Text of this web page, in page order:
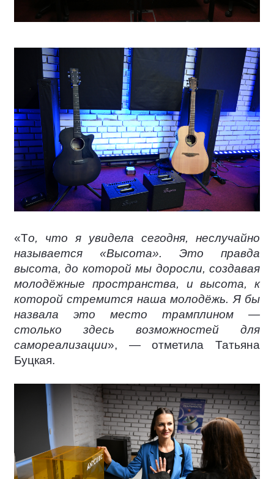
«То, что я увидела сегодня, неслучайно
называется «Высота». Это правда
высота, до которой мы доросли, создавая
молодёжные пространства, и высота, к
которой стремится наша молодёжь. Я бы
назвала это место трамплином —
столько здесь возможностей для
самореализации», — отметила Татьяна
Буцкая.